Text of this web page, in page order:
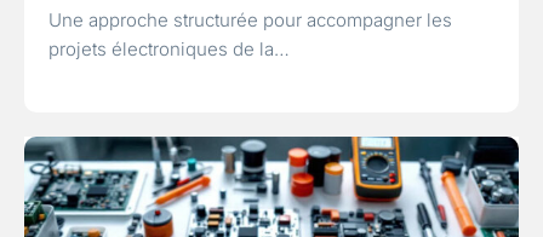
Une approche structurée pour accompagner les
projets électroniques de la…